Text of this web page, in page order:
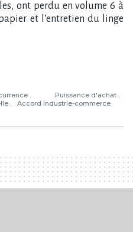
ont perdu en volume 6 à
et l’entretien du linge
Puissance d'achat
Accord industrie-commerce